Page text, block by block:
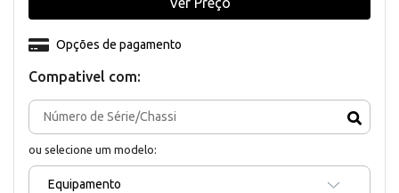
Compativel com:
ou selecione um modelo:
Equipamento
Opções de pagamento